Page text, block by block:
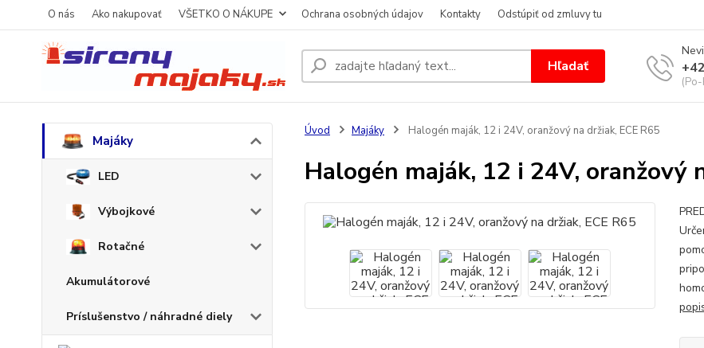
O nás Ako nakupovať VŠETKO O NÁKUPE Ochrana osobných údajov Kontakty Odstúpiť od zmluvy tu
Hľadať
Majáky
LED
Výbojkové
Rotačné
Akumulátorové
Príslušenstvo / náhradné diely
Úvod Majáky Halogén maják, 12 i 24V, oranžový na držiak, ECE R65
Halogén maják, 12 i 24V, oranžový